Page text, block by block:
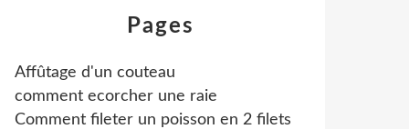
Pages
Affûtage d'un couteau
comment ecorcher une raie
Comment fileter un poisson en 2 filets